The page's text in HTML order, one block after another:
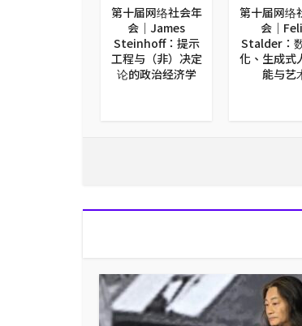
第十届网络社会年
会｜James
Steinhoff：提示
工程与（非）决定
论的政治经济学
第十届网络
会｜
Stalder：
化、生成式
能与艺